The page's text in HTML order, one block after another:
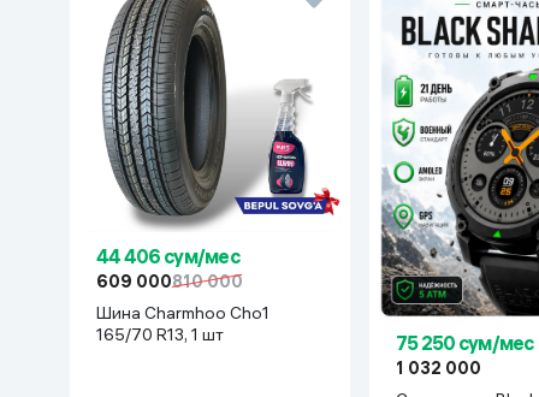
44 406 сум/мес
609 000810 000
Шина Charmhoo Cho1
165/70 R13, 1 шт
75 250 сум/мес
1 032 000